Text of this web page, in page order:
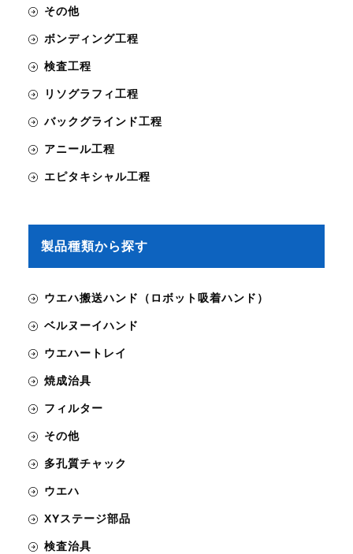
その他
ボンディング工程
検査工程
リソグラフィ工程
バックグラインド工程
アニール工程
エピタキシャル工程
製品種類から探す
ウエハ搬送ハンド（ロボット吸着ハンド）
ベルヌーイハンド
ウエハートレイ
焼成治具
フィルター
その他
多孔質チャック
ウエハ
XYステージ部品
検査治具